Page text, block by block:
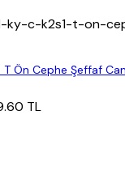
ky-c-k2s1-t-on-
T Ön Cephe Şeffaf
TL